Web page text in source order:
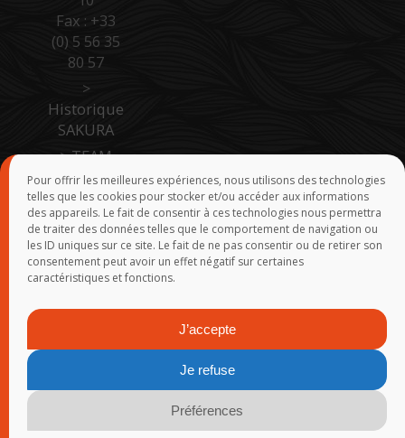
Pour offrir les meilleures expériences, nous utilisons des technologies
telles que les cookies pour stocker et/ou accéder aux informations
des appareils. Le fait de consentir à ces technologies nous permettra
de traiter des données telles que le comportement de navigation ou
les ID uniques sur ce site. Le fait de ne pas consentir ou de retirer son
consentement peut avoir un effet négatif sur certaines
caractéristiques et fonctions.
J’accepte
Je refuse
Préférences
Fax : +33
(0) 5 56 35
80 57
>
Historique
SAKURA
>TEAM
SAKURA
>Accès
Pro Site B
to B
>Force de
vente
Mentions légales-Politique de confidentialité
du site